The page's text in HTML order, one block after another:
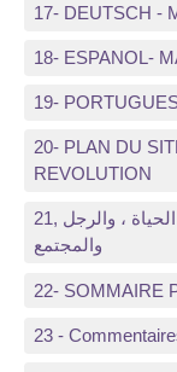
17- DEUTSCH -
18- ESPANOL-
19-
20- PLAN DU
REVOLUTION
21, مواد والثورة : من هذه المسألة ، في الحياة ، والرجل
والمجتمع
22- SOMMAIRE
23 -